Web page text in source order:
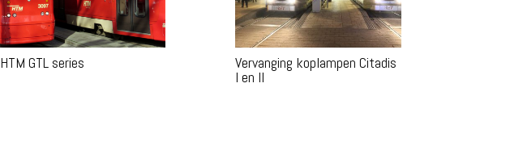
HTM GTL series Vervanging koplampen Citadis
I en II